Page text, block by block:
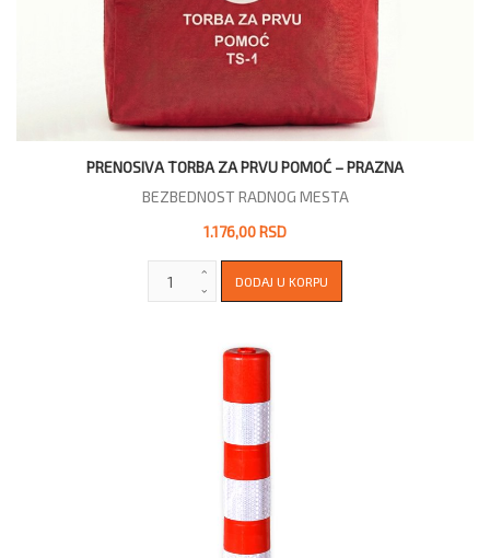
PRENOSIVA TORBA ZA PRVU POMOĆ – PRAZNA
BEZBEDNOST RADNOG MESTA
1.176,00 RSD